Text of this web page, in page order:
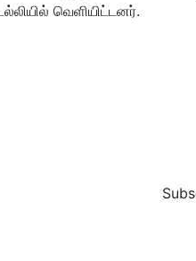
வெளியிட்டனர்.